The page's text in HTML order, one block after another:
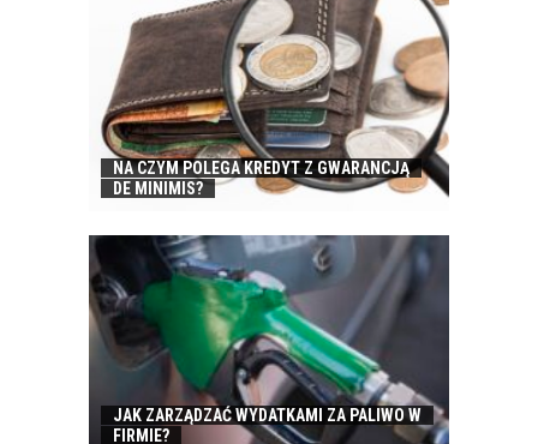
NA CZYM POLEGA KREDYT Z GWARANCJĄ
DE MINIMIS?
JAK ZARZĄDZAĆ WYDATKAMI ZA PALIWO W
FIRMIE?